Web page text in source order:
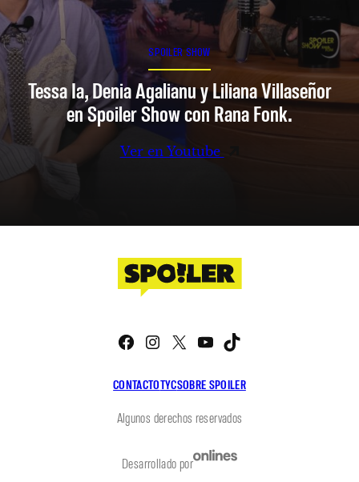
SPOILER SHOW
Tessa Ia, Denia Agalianu y Liliana Villaseñor
en Spoiler Show con Rana Fonk.
Ver en Youtube
CONTACTOTYCSOBRE SPOILER
Facebook
Instagram
X YouTube
Algunos derechos reservados
Desarrollado por